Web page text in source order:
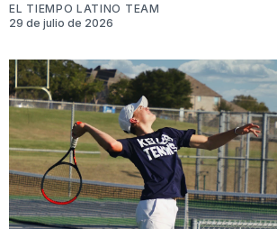
EL TIEMPO LATINO TEAM
29 de julio de 2026